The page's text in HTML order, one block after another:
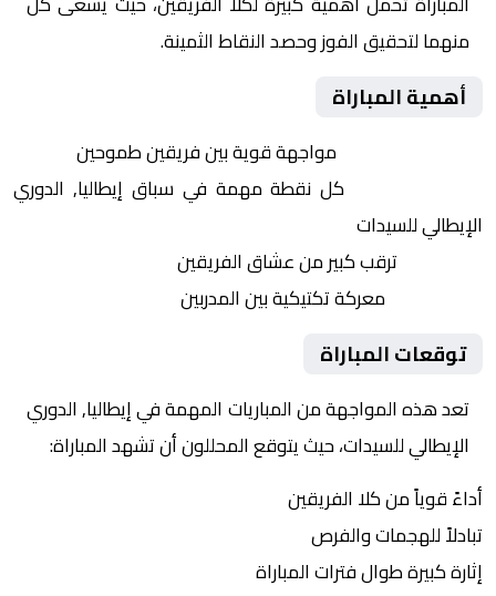
منهما لتحقيق الفوز وحصد النقاط الثمينة.
أهمية المباراة
مواجهة قوية بين فريقين طموحين
كل نقطة مهمة في سباق إيطاليا, الدوري
الإيطالي للسيدات
ترقب كبير من عشاق الفريقين
معركة تكتيكية بين المدربين
توقعات المباراة
تعد هذه المواجهة من المباريات المهمة في إيطاليا, الدوري
الإيطالي للسيدات، حيث يتوقع المحللون أن تشهد المباراة:
أداءً قوياً من كلا الفريقين
تبادلاً للهجمات والفرص
إثارة كبيرة طوال فترات المباراة